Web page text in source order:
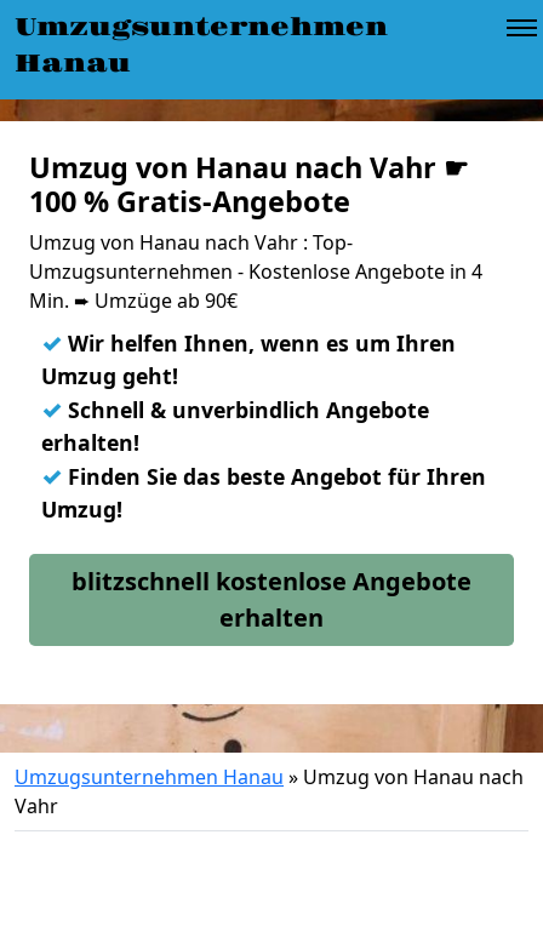
Umzugsunternehmen
Hanau
Umzug von Hanau nach Vahr ☛
100 % Gratis-Angebote
Umzug von Hanau nach Vahr : Top-
Umzugsunternehmen - Kostenlose Angebote in 4
Min. ➨ Umzüge ab 90€
✓ Wir helfen Ihnen, wenn es um Ihren
Umzug geht!
✓ Schnell & unverbindlich Angebote
erhalten!
✓ Finden Sie das beste Angebot für Ihren
Umzug!
blitzschnell kostenlose Angebote
erhalten
Umzugsunternehmen Hanau » Umzug von Hanau nach
Vahr